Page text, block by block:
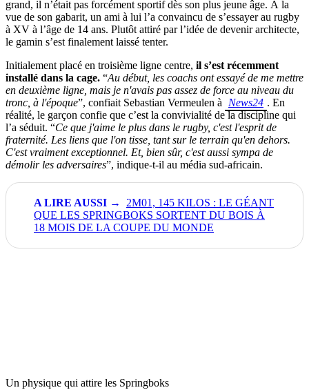
grand, il n’était pas forcément sportif dès son plus jeune âge. À la
vue de son gabarit, un ami à lui l’a convaincu de s’essayer au rugby
à XV à l’âge de 14 ans. Plutôt attiré par l’idée de devenir architecte,
le gamin s’est finalement laissé tenter.
Initialement placé en troisième ligne centre, il s’est récemment
installé dans la cage. “Au début, les coachs ont essayé de me mettre
en deuxième ligne, mais je n'avais pas assez de force au niveau du
tronc, à l'époque”, confiait Sebastian Vermeulen à News24 . En
réalité, le garçon confie que c’est la convivialité de la discipline qui
l’a séduit. “Ce que j'aime le plus dans le rugby, c'est l'esprit de
fraternité. Les liens que l'on tisse, tant sur le terrain qu'en dehors.
C'est vraiment exceptionnel. Et, bien sûr, c'est aussi sympa de
démolir les adversaires”, indique-t-il au média sud-africain.
2M01, 145 KILOS : LE GÉANT
QUE LES SPRINGBOKS SORTENT DU BOIS À
18 MOIS DE LA COUPE DU MONDE
Un physique qui attire les Springboks